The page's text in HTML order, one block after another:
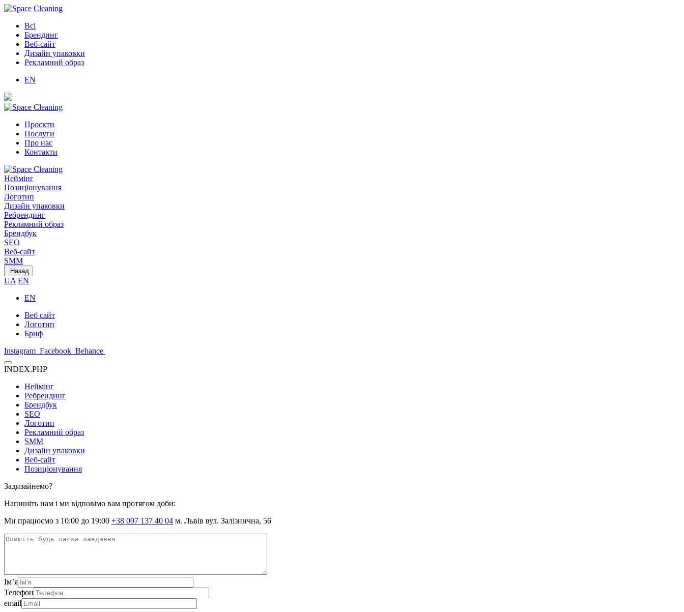
Всі
Брендинг
Веб-сайт
Дизайн упаковки
Рекламний образ
EN
Проєкти
Послуги
Про нас
Контакти
Неймінг
Позиціонування
Логотип
Дизайн упаковки
Ребрендинг
Рекламний образ
Брендбук
SEO
Веб-сайт
SMM
Назад
UA EN
EN
Веб сайт
Логотип
Бриф
Instagram Facebook Behance
INDEX.PHP
Неймінг
Ребрендинг
Брендбук
SEO
Логотип
Рекламний образ
SMM
Дизайн упаковки
Веб-сайт
Позиціонування
Задизайнемо?
Напишіть нам і ми відповімо вам протягом доби:
Ми працюємо з 10:00 до 19:00 +38 097 137 40 04 м. Львів вул. Залізнична, 56
Ім’я
Телефон
email